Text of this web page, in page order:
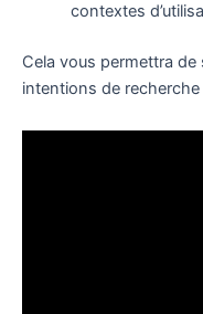
contextes
Cela vous permettra
intentions de